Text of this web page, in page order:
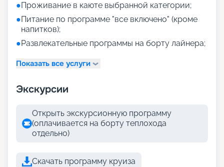
●Проживание в каюте выбранной категории;
●Питание по программе "все включено" (кроме
напитков);
●Развлекательные программы на борту лайнера;
Показать все услуги
Экскурсии
Открыть экскурсионную программу
(оплачивается на борту теплохода
отдельно)
Скачать программу круиза